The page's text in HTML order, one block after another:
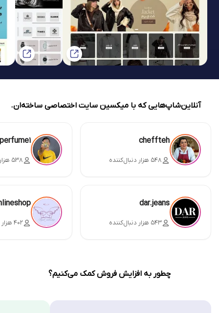
آنلاین‌شاپ‌هایی که با میکسین سایت اختصاصی ساخته‌ان.
cheffteh
۵۴۸ هزار دنبال‌کننده ۵۳۸ هزار دنبال‌کننده
dar.jeans
۵۴۳ هزار دنبال‌کننده ۴۰۲ هزار دنبال‌کننده
چطور به افزایش فروش کمک می‌کنیم؟